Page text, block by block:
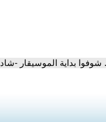
بداية الموسيقار -